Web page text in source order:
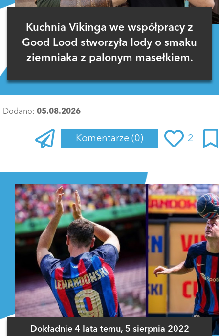
Kuchnia Vikinga we współpracy z
Good Lood stworzyła lody o smaku
ziemniaka z palonym masełkiem.
Dodano: 05.08.2026
Komentarze (0) 2
Dokładnie 4 lata temu, 5 sierpnia 2022